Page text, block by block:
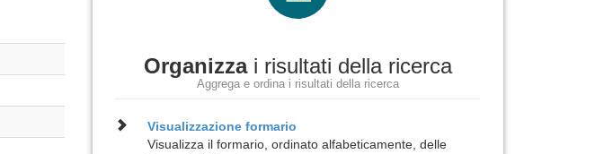
Organizzai risultati della ricerca
Aggrega e ordina i risultati della ricerca
Visualizzazione formario
Visualizza il formario, ordinato alfabeticamente, delle